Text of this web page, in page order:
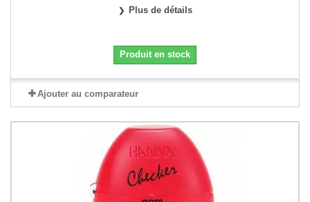
Plus de détails
Produit en stock
Ajouter au comparateur